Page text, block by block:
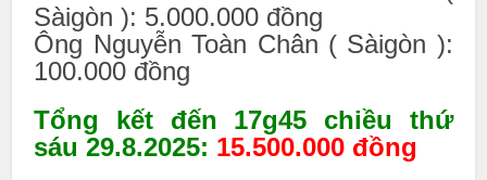
Sàigòn ): 5.000.000 đồng
Ông Nguyễn Toàn Chân ( Sàigòn ):
100.000 đồng
Tổng kết đến 17g45 chiều thứ
sáu 29.8.2025: 15.500.000 đồng